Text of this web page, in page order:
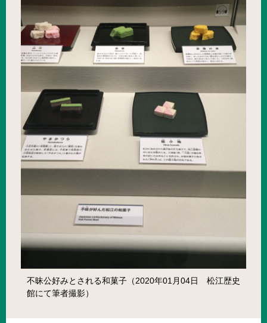
不昧公好みとされる和菓子（2020年01月04日 松江歴史
館にて筆者撮影）